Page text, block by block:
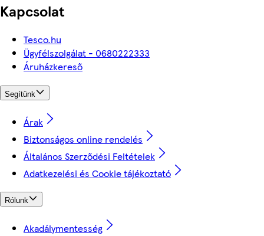
Kapcsolat
Tesco.hu
Ügyfélszolgálat - 0680222333
Áruházkereső
Segítünk
Árak
Biztonságos online rendelés
Általános Szerződési Feltételek
Adatkezelési és Cookie tájékoztató
Rólunk
Akadálymentesség